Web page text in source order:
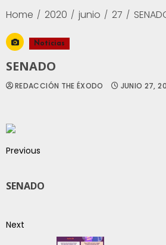
Home 2020 junio 27
Noticias
SENADO
REDACCIÓN THE ÉXODO JUNIO 27,
Previous
SENADO
Next